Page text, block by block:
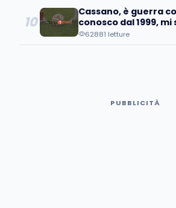
10
Cassano, è guerra
conosco dal 1999,
e poi pubblicamente…
62881 letture
PUBBLICITÀ